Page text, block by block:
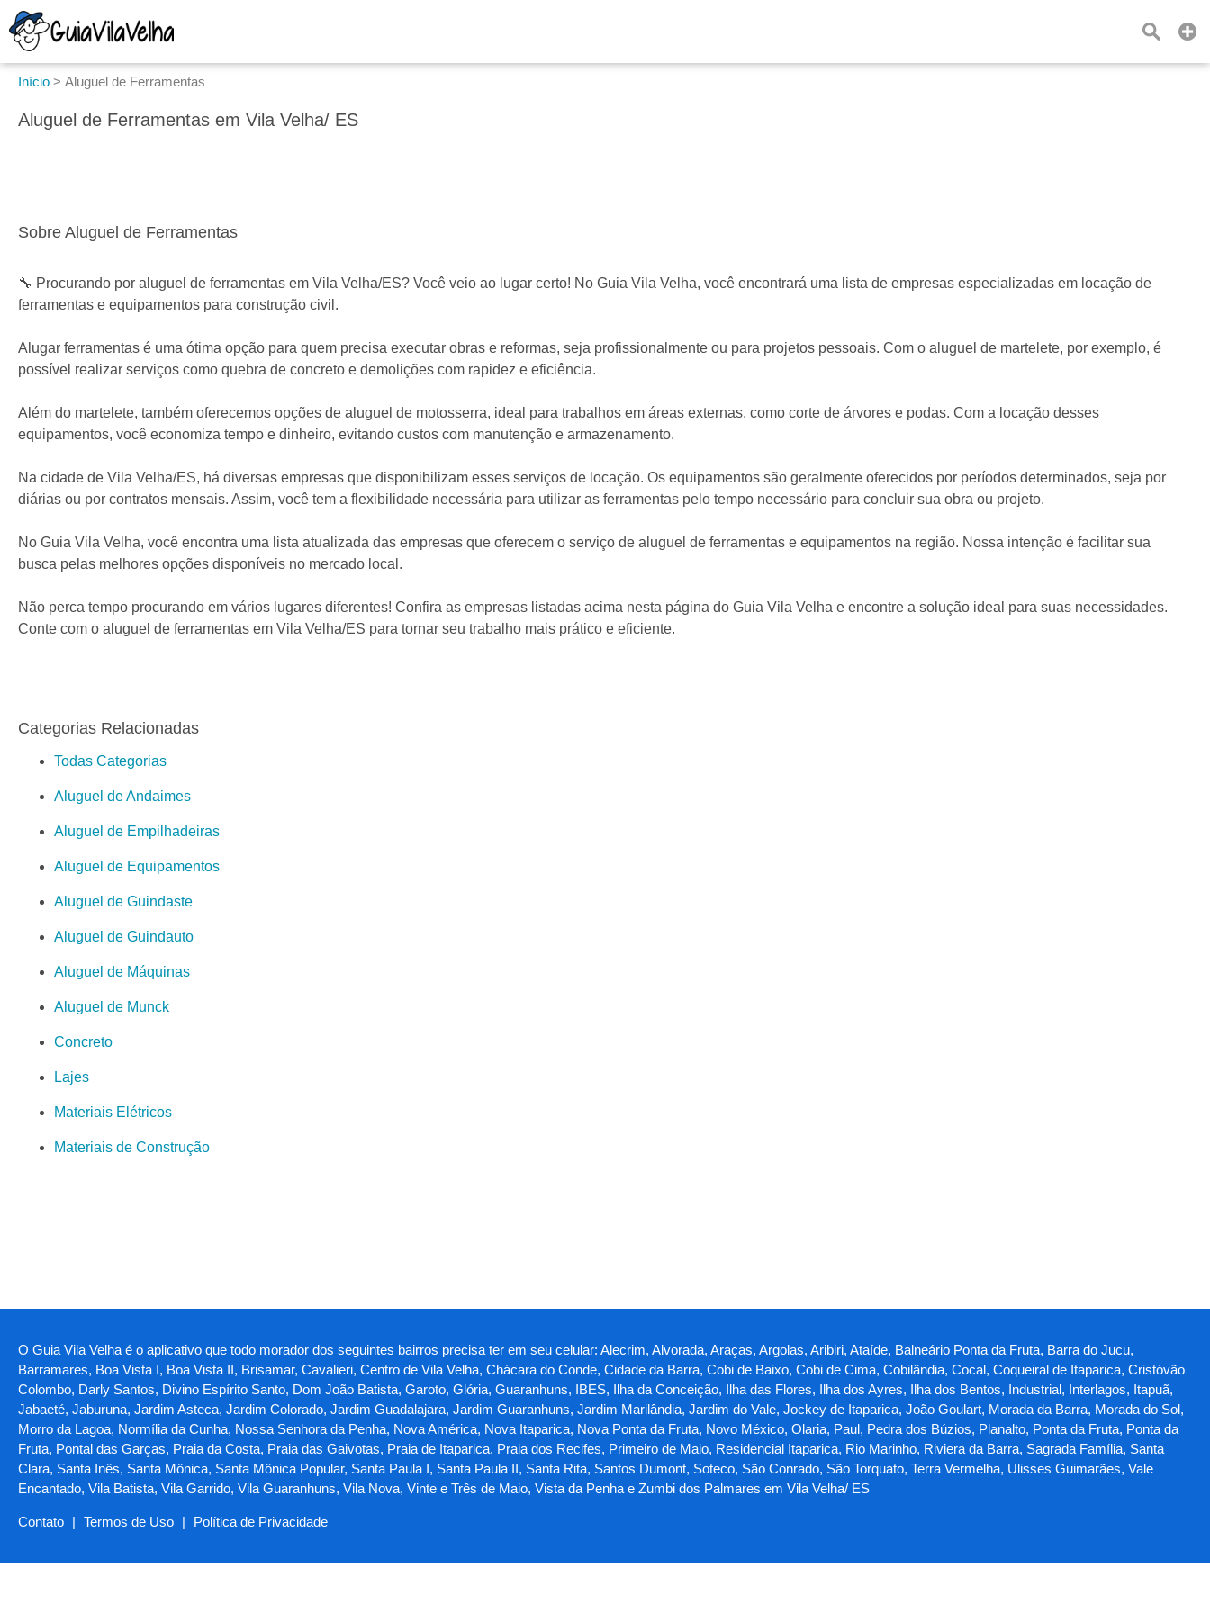
Início > Aluguel de Ferramentas
Aluguel de Ferramentas em Vila Velha/ ES
Sobre Aluguel de Ferramentas
🔧 Procurando por aluguel de ferramentas em Vila Velha/ES? Você veio ao lugar certo! No Guia Vila Velha, você encontrará uma lista de empresas especializadas em locação de
ferramentas e equipamentos para construção civil.
Alugar ferramentas é uma ótima opção para quem precisa executar obras e reformas, seja profissionalmente ou para projetos pessoais. Com o aluguel de martelete, por exemplo, é
possível realizar serviços como quebra de concreto e demolições com rapidez e eficiência.
Além do martelete, também oferecemos opções de aluguel de motosserra, ideal para trabalhos em áreas externas, como corte de árvores e podas. Com a locação desses
equipamentos, você economiza tempo e dinheiro, evitando custos com manutenção e armazenamento.
Na cidade de Vila Velha/ES, há diversas empresas que disponibilizam esses serviços de locação. Os equipamentos são geralmente oferecidos por períodos determinados, seja por
diárias ou por contratos mensais. Assim, você tem a flexibilidade necessária para utilizar as ferramentas pelo tempo necessário para concluir sua obra ou projeto.
No Guia Vila Velha, você encontra uma lista atualizada das empresas que oferecem o serviço de aluguel de ferramentas e equipamentos na região. Nossa intenção é facilitar sua
busca pelas melhores opções disponíveis no mercado local.
Não perca tempo procurando em vários lugares diferentes! Confira as empresas listadas acima nesta página do Guia Vila Velha e encontre a solução ideal para suas necessidades.
Conte com o aluguel de ferramentas em Vila Velha/ES para tornar seu trabalho mais prático e eficiente.
Categorias Relacionadas
Todas Categorias
Aluguel de Andaimes
Aluguel de Empilhadeiras
Aluguel de Equipamentos
Aluguel de Guindaste
Aluguel de Guindauto
Aluguel de Máquinas
Aluguel de Munck
Concreto
Lajes
Materiais Elétricos
Materiais de Construção
O Guia Vila Velha é o aplicativo que todo morador dos seguintes bairros precisa ter em seu celular: Alecrim, Alvorada, Araças, Argolas, Aribiri, Ataíde, Balneário Ponta da Fruta, Barra do Jucu,
Barramares, Boa Vista I, Boa Vista II, Brisamar, Cavalieri, Centro de Vila Velha, Chácara do Conde, Cidade da Barra, Cobi de Baixo, Cobi de Cima, Cobilândia, Cocal, Coqueiral de Itaparica, Cristóvão
Colombo, Darly Santos, Divino Espírito Santo, Dom João Batista, Garoto, Glória, Guaranhuns, IBES, Ilha da Conceição, Ilha das Flores, Ilha dos Ayres, Ilha dos Bentos, Industrial, Interlagos, Itapuã,
Jabaeté, Jaburuna, Jardim Asteca, Jardim Colorado, Jardim Guadalajara, Jardim Guaranhuns, Jardim Marilândia, Jardim do Vale, Jockey de Itaparica, João Goulart, Morada da Barra, Morada do Sol,
Morro da Lagoa, Normília da Cunha, Nossa Senhora da Penha, Nova América, Nova Itaparica, Nova Ponta da Fruta, Novo México, Olaria, Paul, Pedra dos Búzios, Planalto, Ponta da Fruta, Ponta da
Fruta, Pontal das Garças, Praia da Costa, Praia das Gaivotas, Praia de Itaparica, Praia dos Recifes, Primeiro de Maio, Residencial Itaparica, Rio Marinho, Riviera da Barra, Sagrada Família, Santa
Clara, Santa Inês, Santa Mônica, Santa Mônica Popular, Santa Paula I, Santa Paula II, Santa Rita, Santos Dumont, Soteco, São Conrado, São Torquato, Terra Vermelha, Ulisses Guimarães, Vale
Encantado, Vila Batista, Vila Garrido, Vila Guaranhuns, Vila Nova, Vinte e Três de Maio, Vista da Penha e Zumbi dos Palmares em Vila Velha/ ES
Contato | Termos de Uso | Política de Privacidade